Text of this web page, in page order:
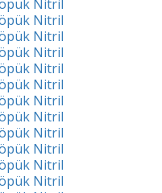
Nitril
Nitril
Nitril
Nitril
Nitril
Nitril
Nitril
Nitril
Nitril
Nitril
Nitril
Nitril